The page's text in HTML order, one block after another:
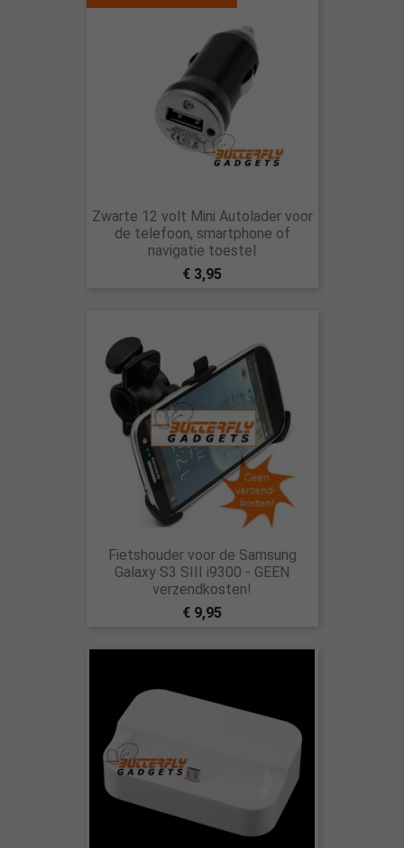
Zwarte 12 volt Mini Autolader voor
de telefoon, smartphone of
navigatie toestel
€ 3,95
Fietshouder voor de Samsung
Galaxy S3 SIII i9300 - GEEN
verzendkosten!
€ 9,95